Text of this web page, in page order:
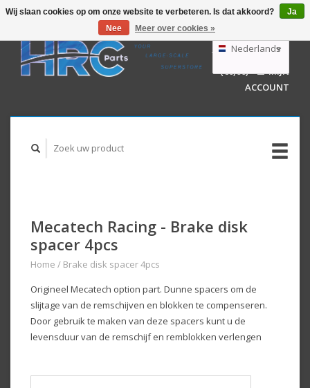
GBP
AUD
Nederlands
Deutsch
English
WINKELWAGEN
(€0,00)
MIJN
ACCOUNT
Mecatech Racing - Brake disk
spacer 4pcs
Home / Brake disk spacer 4pcs
Origineel Mecatech option part. Dunne spacers om de
slijtage van de remschijven en blokken te compenseren.
Door gebruik te maken van deze spacers kunt u de
levensduur van de remschijf en remblokken verlengen
Wij slaan cookies op om onze website te verbeteren. Is dat akkoord?
Ja
Nee
Meer over cookies »